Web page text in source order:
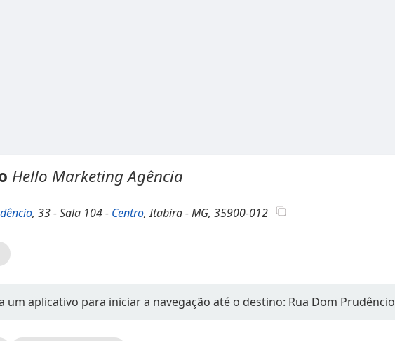
Hello Marketing Agência
, 33 - Sala 104 - Centro, Itabira - MG, 35900-012
um aplicativo para iniciar a navegação até o destino: Rua Dom Prudêncio